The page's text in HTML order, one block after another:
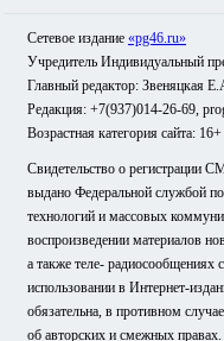
Сетевое издание «pg46.ru»
Учредитель Индивидуальный
Главный редактор: Звеняцкая
Редакция: +7(937)014-26-69,
Возрастная категория сайта: 16+
Свидетельство о
выдано Федеральной службой
технологий и массовых
воспроизведении материалов
а также теле- радиосообщениях
использовании в Интернет-
обязательна, в противном
об авторских и смежных правах.